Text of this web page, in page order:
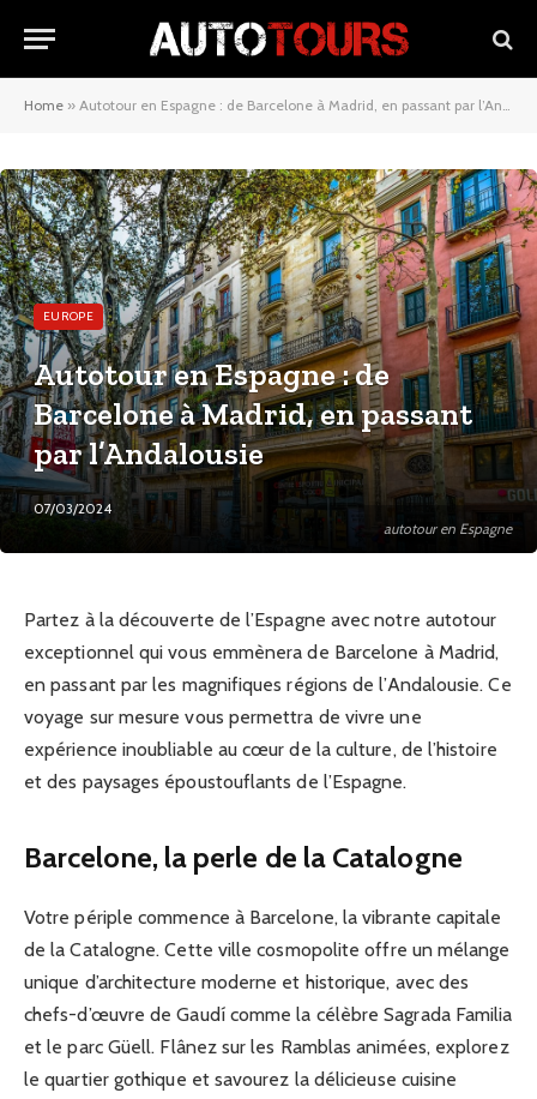
Home » Autotour en Espagne : de Barcelone à Madrid, en passant par l’Andalousie
autotour en Espagne
EUROPE
Autotour en Espagne : de
Barcelone à Madrid, en passant
par l’Andalousie
07/03/2024
Partez à la découverte de l’Espagne avec notre autotour
exceptionnel qui vous emmènera de Barcelone à Madrid,
en passant par les magnifiques régions de l’Andalousie. Ce
voyage sur mesure vous permettra de vivre une
expérience inoubliable au cœur de la culture, de l’histoire
et des paysages époustouflants de l’Espagne.
Barcelone, la perle de la Catalogne
Votre périple commence à Barcelone, la vibrante capitale
de la Catalogne. Cette ville cosmopolite offre un mélange
unique d’architecture moderne et historique, avec des
chefs-d’œuvre de Gaudí comme la célèbre Sagrada Familia
et le parc Güell. Flânez sur les Ramblas animées, explorez
le quartier gothique et savourez la délicieuse cuisine